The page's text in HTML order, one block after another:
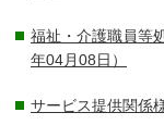
福祉・介護職員等
年04月08日）
サービス提供関係